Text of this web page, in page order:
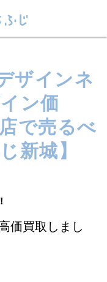
ザインネ
ン価
で売るべ
新城】
価買取しまし